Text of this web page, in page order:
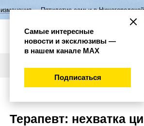
семьи в Нижегородской области
Терапевт: нехватка
Самые интересные
новости и эксклюзивы —
в нашем канале МАХ
Подписаться